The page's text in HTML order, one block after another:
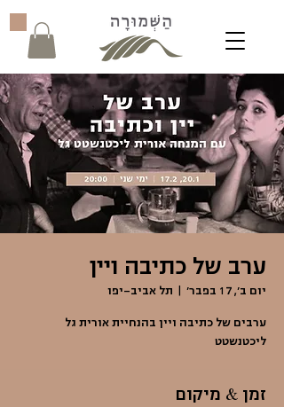
ערב של כתיבה ויין
יום ב׳, 17 בפבר׳ תל אביב-יפו
ערבים של כתיבה ויין בהנחיית אורית גל
ליכטנשטט
זמן & מיקום